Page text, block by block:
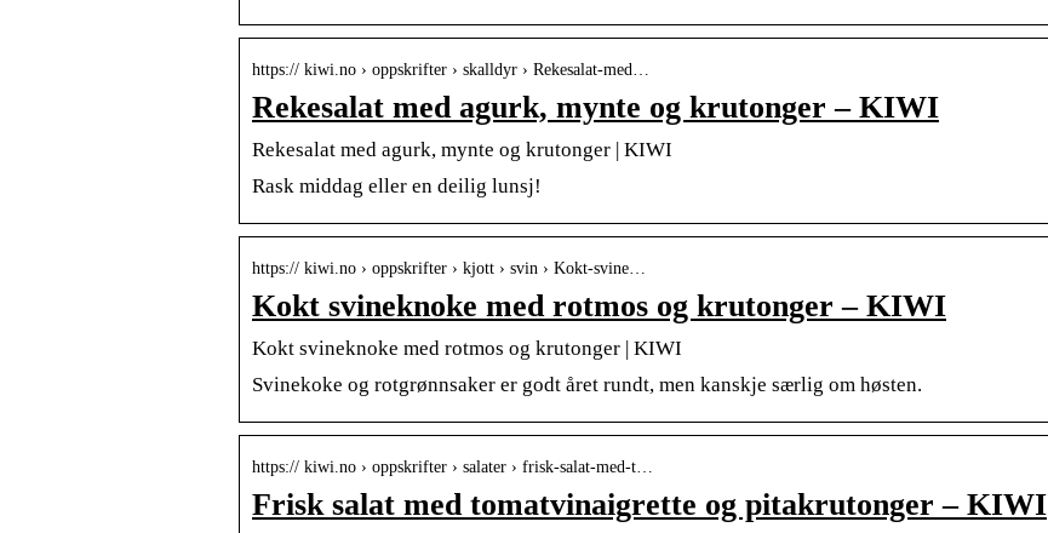
https:// kiwi.no › oppskrifter › skalldyr › Rekesalat-med…
Rekesalat med agurk, mynte og krutonger – KIWI
Rekesalat med agurk, mynte og krutonger | KIWI
Rask middag eller en deilig lunsj!
https:// kiwi.no › oppskrifter › kjott › svin › Kokt-svine…
Kokt svineknoke med rotmos og krutonger – KIWI
Kokt svineknoke med rotmos og krutonger | KIWI
Svinekoke og rotgrønnsaker er godt året rundt, men kanskje særlig om høsten.
https:// kiwi.no › oppskrifter › salater › frisk-salat-med-t…
Frisk salat med tomatvinaigrette og pitakrutonger – KIWI